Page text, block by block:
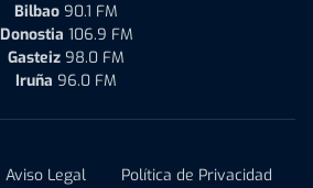
Bilbao 90.1 FM
Donostia 106.9 FM
Gasteiz 98.0 FM
Iruña 96.0 FM
Aviso Legal
Política de Privacidad